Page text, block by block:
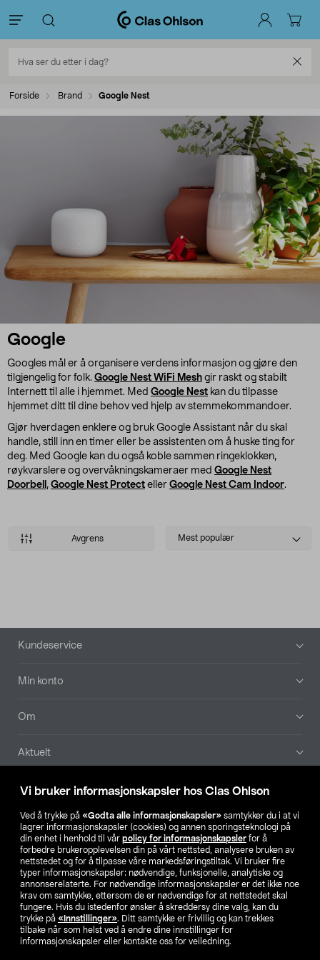
Vi bruker informasjonskapsler hos Clas Ohlson
Ved å trykke på «Godta alle informasjonskapsler» samtykker du i at vi
lagrer informasjonskapsler (cookies) og annen sporingsteknologi på
din enhet i henhold til vår policy for informasjonskapsler for å
forbedre brukeropplevelsen din på vårt nettsted, analysere bruken av
nettstedet og for å tilpasse våre markedsføringstiltak. Vi bruker fire
typer informasjonskapsler: nødvendige, funksjonelle, analytiske og
annonserelaterte. For nødvendige informasjonskapsler er det ikke noe
krav om samtykke, ettersom de er nødvendige for at nettstedet skal
fungere. Hvis du istedenfor ønsker å skreddersy dine valg, kan du
trykke på «Innstillinger». Ditt samtykke er frivillig og kan trekkes
tilbake når som helst ved å endre dine innstillinger for
informasjonskapsler eller kontakte oss for veiledning.
Forside Brand Google Nest
Google
Googles mål er å organisere verdens informasjon og gjøre den
tilgjengelig for folk. Google Nest WiFi Mesh gir raskt og stabilt
Internett til alle i hjemmet. Med Google Nest kan du tilpasse
hjemmet ditt til dine behov ved hjelp av stemmekommandoer.
Gjør hverdagen enklere og bruk Google Assistant når du skal
handle, still inn en timer eller be assistenten om å huske ting for
deg. Med Google kan du også koble sammen ringeklokken,
røykvarslere og overvåkningskameraer med Google Nest
Doorbell , Google Nest Protect eller Google Nest Cam Indoor.
Avgrens
Select
Mest populær
Bunntekst
Kundeservice
Min konto
Om
Aktuelt
Våre selskaper
Finn din butikk
SE NO FI